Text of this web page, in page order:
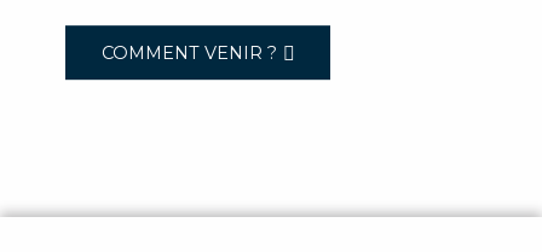
COMMENT VENIR ?